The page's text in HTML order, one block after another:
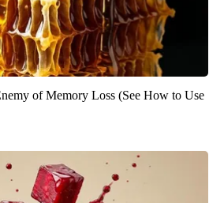
of Memory Loss (See How to Use